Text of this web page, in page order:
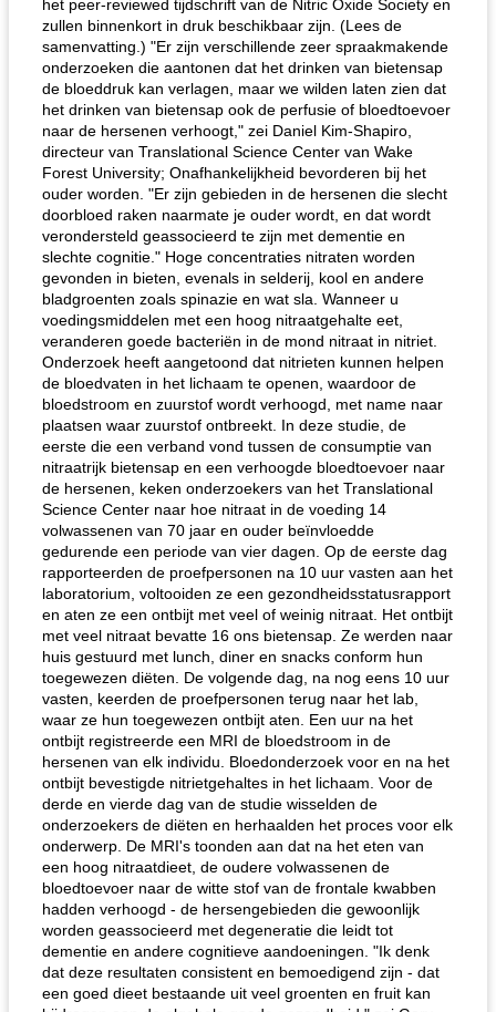
het peer-reviewed tijdschrift van de Nitric Oxide Society en
zullen binnenkort in druk beschikbaar zijn. (Lees de
samenvatting.) "Er zijn verschillende zeer spraakmakende
onderzoeken die aantonen dat het drinken van bietensap
de bloeddruk kan verlagen, maar we wilden laten zien dat
het drinken van bietensap ook de perfusie of bloedtoevoer
naar de hersenen verhoogt," zei Daniel Kim-Shapiro,
directeur van Translational Science Center van Wake
Forest University; Onafhankelijkheid bevorderen bij het
ouder worden. "Er zijn gebieden in de hersenen die slecht
doorbloed raken naarmate je ouder wordt, en dat wordt
verondersteld geassocieerd te zijn met dementie en
slechte cognitie." Hoge concentraties nitraten worden
gevonden in bieten, evenals in selderij, kool en andere
bladgroenten zoals spinazie en wat sla. Wanneer u
voedingsmiddelen met een hoog nitraatgehalte eet,
veranderen goede bacteriën in de mond nitraat in nitriet.
Onderzoek heeft aangetoond dat nitrieten kunnen helpen
de bloedvaten in het lichaam te openen, waardoor de
bloedstroom en zuurstof wordt verhoogd, met name naar
plaatsen waar zuurstof ontbreekt. In deze studie, de
eerste die een verband vond tussen de consumptie van
nitraatrijk bietensap en een verhoogde bloedtoevoer naar
de hersenen, keken onderzoekers van het Translational
Science Center naar hoe nitraat in de voeding 14
volwassenen van 70 jaar en ouder beïnvloedde
gedurende een periode van vier dagen. Op de eerste dag
rapporteerden de proefpersonen na 10 uur vasten aan het
laboratorium, voltooiden ze een gezondheidsstatusrapport
en aten ze een ontbijt met veel of weinig nitraat. Het ontbijt
met veel nitraat bevatte 16 ons bietensap. Ze werden naar
huis gestuurd met lunch, diner en snacks conform hun
toegewezen diëten. De volgende dag, na nog eens 10 uur
vasten, keerden de proefpersonen terug naar het lab,
waar ze hun toegewezen ontbijt aten. Een uur na het
ontbijt registreerde een MRI de bloedstroom in de
hersenen van elk individu. Bloedonderzoek voor en na het
ontbijt bevestigde nitrietgehaltes in het lichaam. Voor de
derde en vierde dag van de studie wisselden de
onderzoekers de diëten en herhaalden het proces voor elk
onderwerp. De MRI's toonden aan dat na het eten van
een hoog nitraatdieet, de oudere volwassenen de
bloedtoevoer naar de witte stof van de frontale kwabben
hadden verhoogd - de hersengebieden die gewoonlijk
worden geassocieerd met degeneratie die leidt tot
dementie en andere cognitieve aandoeningen. "Ik denk
dat deze resultaten consistent en bemoedigend zijn - dat
een goed dieet bestaande uit veel groenten en fruit kan